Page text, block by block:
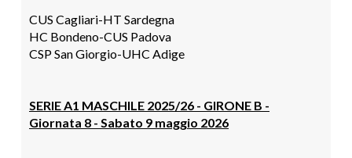
CUS Cagliari-HT Sardegna
HC Bondeno-CUS Padova
CSP San Giorgio-UHC Adige
SERIE A1 MASCHILE 2025/26 - GIRONE B -
Giornata 8 - Sabato 9 maggio 2026